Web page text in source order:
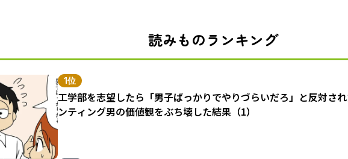
読みものランキング
1位
工学部を志望したら「男子ばっかりでやりづらいだろ」と反対さ
ンティング男の価値観をぶち壊した結果（1）